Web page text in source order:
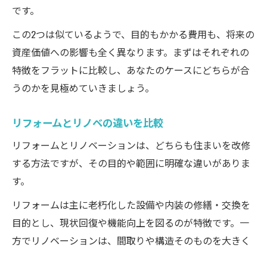
要
暮らしやすさと資産活用の最適解を探す
リフォームで実現する快適な暮らしの工夫
資産活用とリフォームのバランスを考える
ト
です。
この2つは似ているようで、目的もかかる費用も、将来の
資産価値への影響も全く異なります。まずはそれぞれの
特徴をフラットに比較し、あなたのケースにどちらが合
うのかを見極めていきましょう。
リフォームとリノベの違いを比較
リフォームとリノベーションは、どちらも住まいを改修
する方法ですが、その目的や範囲に明確な違いがありま
す。
リフォームは主に老朽化した設備や内装の修繕・交換を
目的とし、現状回復や機能向上を図るのが特徴です。一
方でリノベーションは、間取りや構造そのものを大きく